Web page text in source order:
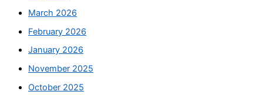
March 2026
February 2026
January 2026
November 2025
October 2025